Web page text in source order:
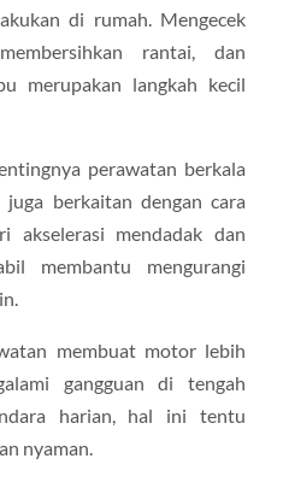
di rumah. Mengecek
rantai, dan
merupakan langkah kecil
perawatan berkala
berkaitan dengan cara
akselerasi mendadak dan
membantu mengurangi
membuat motor lebih
gangguan di tengah
harian, hal ini tentu
nyaman.